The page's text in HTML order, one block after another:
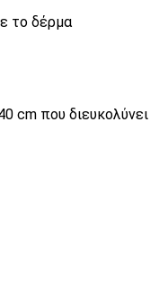
το δέρμα
cm που διευκολύνει